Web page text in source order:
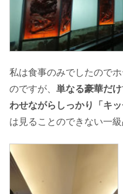
私は食事のみでしたので
のですが、 単なる豪華だ
わせながらしっかり「キ
は見ることのできない一級